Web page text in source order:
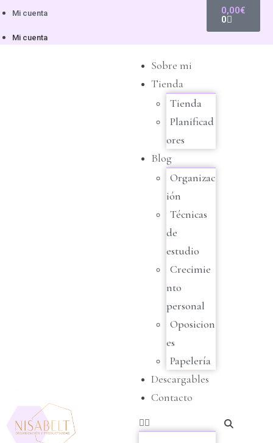
Mi cuenta
Mi cuenta
0,00€
0
Sobre mi
Tienda
Tienda
Planificad
ores
Blog
Organizac
ión
Técnicas
de
estudio
Crecimie
nto
personal
Oposicion
es
Papelería
Descargables
Contacto